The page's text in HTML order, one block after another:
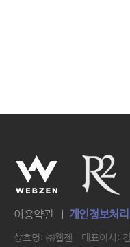
이용약관 개인정보처
상호명: ㈜웹젠 대표이사: